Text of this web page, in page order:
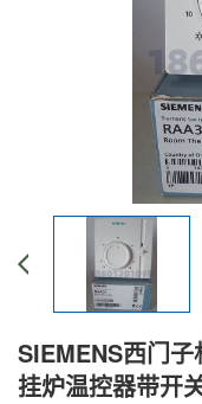
SIEMENS西门
挂炉温控器带开